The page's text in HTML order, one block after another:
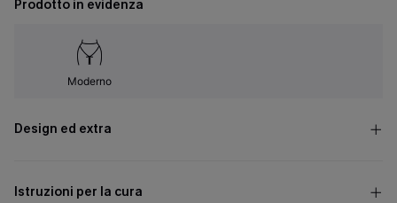
Prodotto in evidenza
Moderno
Design ed extra
Istruzioni per la cura